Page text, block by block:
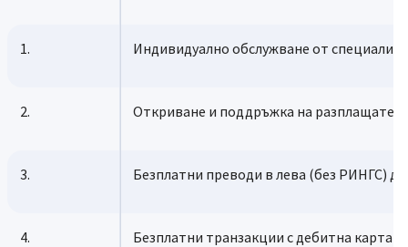
1. Индивидуално обслужване от
2. Откриване и поддръжка на
3. Безплатни преводи в лева (без РИНГС)
4. Безплатни транзакции с дебитна карта